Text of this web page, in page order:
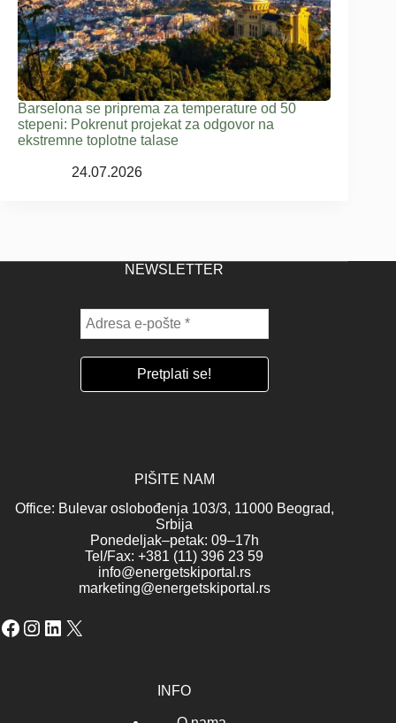
Barselona se priprema za temperature od 50
stepeni: Pokrenut projekat za odgovor na
ekstremne toplotne talase
24.07.2026
NEWSLETTER
PIŠITE NAM
Office: Bulevar oslobođenja 103/3, 11000 Beograd,
Srbija
Ponedeljak–petak: 09–17h
Tel/Fax: +381 (11) 396 23 59
info@energetskiportal.rs
marketing@energetskiportal.rs
Facebook
Instagram
LinkedIn
X
INFO